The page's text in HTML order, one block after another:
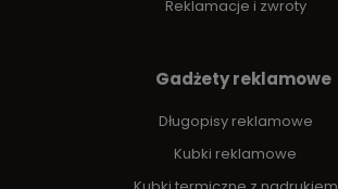
Reklamacje i zwroty
Gadżety reklamowe
Długopisy reklamowe
Kubki reklamowe